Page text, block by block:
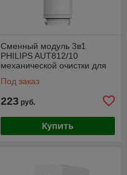
Сменный модуль 3в1
PHILIPS AUT812/10
механической очистки для
Под заказ
223 руб.
Купить